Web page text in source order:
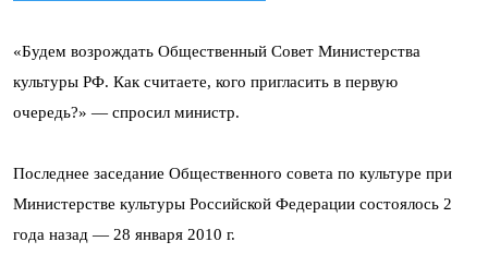
«Будем возрождать Общественный Совет Министерства
культуры РФ. Как считаете, кого пригласить в первую
очередь?» — спросил министр.
Последнее заседание Общественного совета по культуре при
Министерстве культуры Российской Федерации состоялось 2
года назад — 28 января 2010 г.